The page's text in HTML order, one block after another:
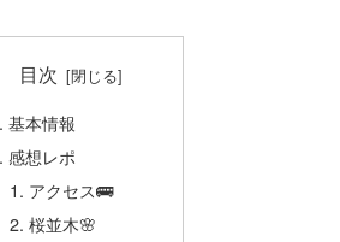
目次
基本情報
感想レポ
アクセス🚌
桜並木🌸